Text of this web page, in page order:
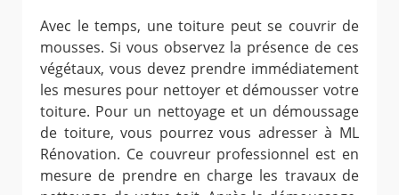
Avec le temps, une toiture peut se couvrir de
mousses. Si vous observez la présence de ces
végétaux, vous devez prendre immédiatement
les mesures pour nettoyer et démousser votre
toiture. Pour un nettoyage et un démoussage
de toiture, vous pourrez vous adresser à ML
Rénovation. Ce couvreur professionnel est en
mesure de prendre en charge les travaux de